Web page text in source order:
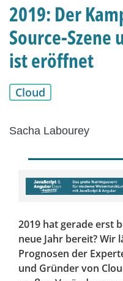
2019: Der
Source-Szene
ist eröffnet
Cloud
Sacha Labourey
2019 hat gerade erst
neue Jahr bereit? Wir
Prognosen der
und Gründer von